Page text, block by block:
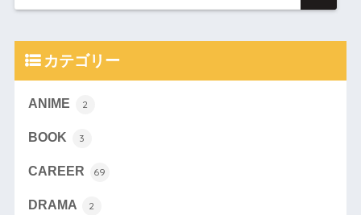
カテゴリー
ANIME 2
BOOK 3
CAREER 69
DRAMA 2